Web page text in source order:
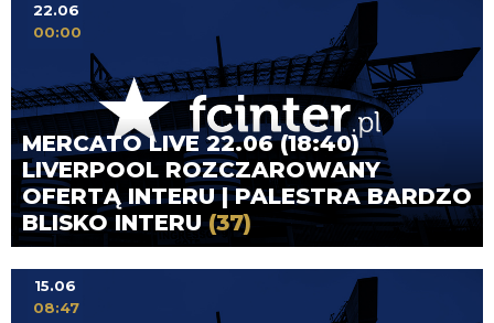
MERCATO LIVE 22.06 (18:40)
LIVERPOOL ROZCZAROWANY
OFERTĄ INTERU | PALESTRA BARDZO
BLISKO INTERU(37)
22.06
00:00
15.06
08:47